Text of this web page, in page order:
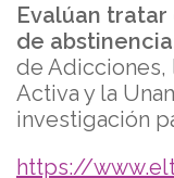
Evalúan
de
de Adicciones,
Activa y la
investigación
https://